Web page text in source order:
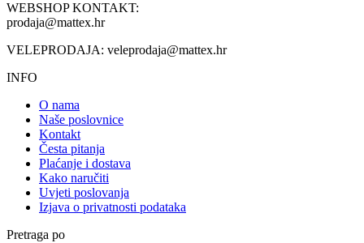
WEBSHOP KONTAKT:
prodaja@mattex.hr
VELEPRODAJA: veleprodaja@mattex.hr
INFO
O nama
Naše poslovnice
Kontakt
Česta pitanja
Plaćanje i dostava
Kako naručiti
Uvjeti poslovanja
Izjava o privatnosti podataka
Pretraga po